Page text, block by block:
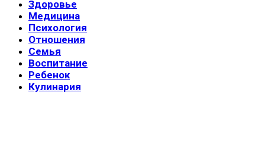
Здоровье
Медицина
Психология
Отношения
Семья
Воспитание
Ребенок
Кулинария